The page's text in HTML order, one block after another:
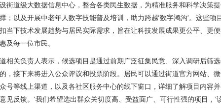
街道级大数据信息中心，整合各类民生数据，为精准服务和科学决策
；以及开展中老年人数字技能普及培训，助力跨越‘数字鸿沟’。这些项
当下技术发展趋势与居民实际需求，旨在让科技发展成果更公平、更
及每一位市民。
相关负责人表示，候选项目是通过前期广泛征集民意、深入调研后筛
，接下来将进入公众评议和投票阶段。居民可以通过街道官方网站、
号等线上渠道，以及各社区服务中心的线下窗口，详细了解项目内容
见反馈。‘我们希望选出群众关切度高、受益面广、可行性强的项目，’